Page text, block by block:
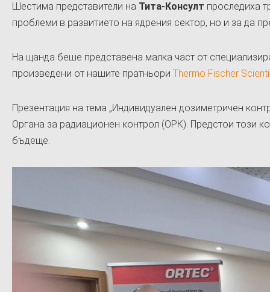
Шестима представители на Тита-Консулт проследиха
проблеми в развитието на ядрения сектор, но и за да
На щанда беше представена малка част от
произведени от нашите пратньори Thermo Fischer
Презентация на тема „Индивидуален дозиметричен
Органа за радиационен контрол (ОРК). Предстои този
бъдеще.